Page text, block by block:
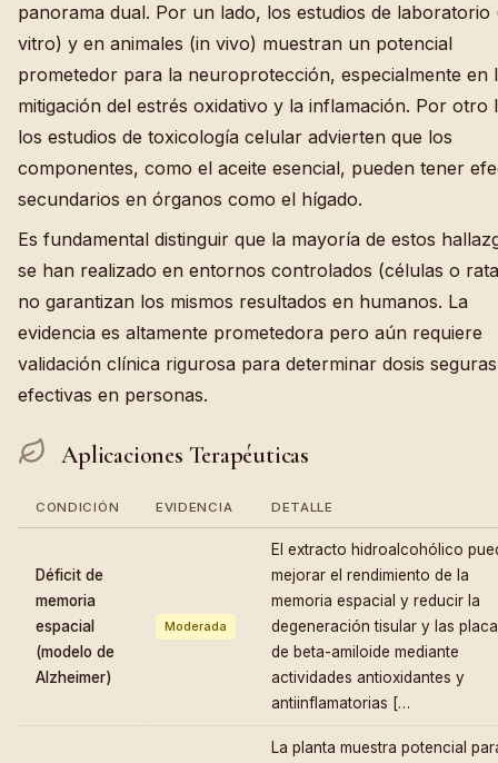
panorama dual. Por un lado, los estudios de laboratorio
vitro) y en animales (in vivo) muestran un potencial
prometedor para la neuroprotección, especialmente en
mitigación del estrés oxidativo y la inflamación. Por otro
los estudios de toxicología celular advierten que los
componentes, como el aceite esencial, pueden tener
secundarios en órganos como el hígado.
Es fundamental distinguir que la mayoría de estos
se han realizado en entornos controlados (células o
no garantizan los mismos resultados en humanos. La
evidencia es altamente prometedora pero aún requiere
validación clínica rigurosa para determinar dosis
efectivas en personas.
Aplicaciones Terapéuticas
CONDICIÓN EVIDENCIA DETALLE
Déficit de
memoria
espacial
(modelo de
Alzheimer)
Moderada
El extracto hidroalcohólico
mejorar el rendimiento de la
memoria espacial y reducir la
degeneración tisular y las
de beta-amiloide mediante
actividades antioxidantes y
antiinflamatorias […
La planta muestra potencial